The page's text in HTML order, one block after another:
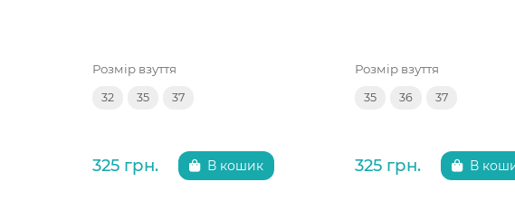
Розмір взуття
32 35 37
325 грн. В кошик
Розмір взуття
35 36 37
325 грн. В